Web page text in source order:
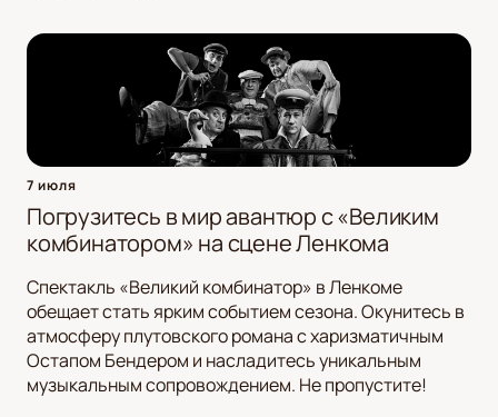
7 июля
Погрузитесь в мир авантюр с «Великим
комбинатором» на сцене Ленкома
Спектакль «Великий комбинатор» в Ленкоме
обещает стать ярким событием сезона. Окунитесь в
атмосферу плутовского романа с харизматичным
Остапом Бендером и насладитесь уникальным
музыкальным сопровождением. Не пропустите!